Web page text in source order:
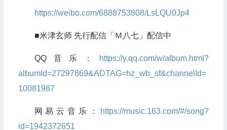
https://weibo.com/6888753808/LsLQU0Jp4
■米津玄师 先行配信「Ｍ八七」配信中
QQ音乐：
https://y.qq.com/w/album.html?
albumId=27297869&ADTAG=hz_wb_sf&channelId=
10081987
网易云音乐：
https://music.163.com/#/song?
id=1942372651